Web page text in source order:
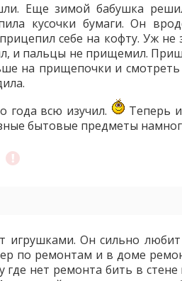
Еще зимой бабушка
кусочки бумаги. Он
себе на кофту. Уж не
и пальцы не прищемил.
на прищепочки и
года всю изучил.
Теперь
бытовые предметы
игрушками. Он сильно
по ремонтам и в доме
нет ремонта бить в